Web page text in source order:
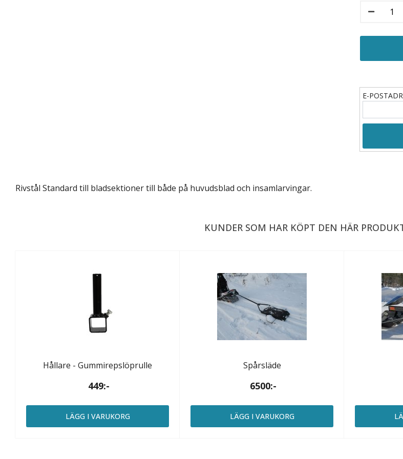
E-
Rivstål Standard till bladsektionertill både på huvudsblad och insamlarvingar.
KUNDER SOM HAR KÖPT DEN HÄR
Hållare - Gummirepslöprulle
449:-
LÄGG I VARUKORG
Spårsläde
6500:-
LÄGG I VARUKORG